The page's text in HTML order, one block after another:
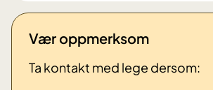
Vær oppmerksom
Ta kontakt med lege dersom: